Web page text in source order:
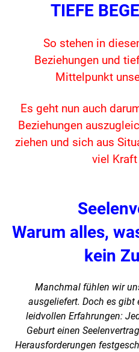
TIEFE
So stehen in
Beziehungen und
Mittelpunkt
Es geht nun auch
Beziehungen
ziehen und sich aus
viel
Warum alles,
kein
Manchmal fühlen wir
ausgeliefert. Doch es gibt
leidvollen Erfahrungen:
Geburt einen
Herausforderungen